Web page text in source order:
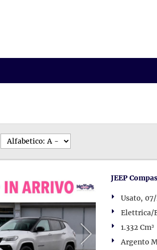
JEEP
Usato,
Elettrica/
1.332 Cm³
Argento